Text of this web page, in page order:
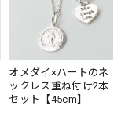
オメダイ×ハートのネ
ックレス重ね付け2本
セット【45cm】